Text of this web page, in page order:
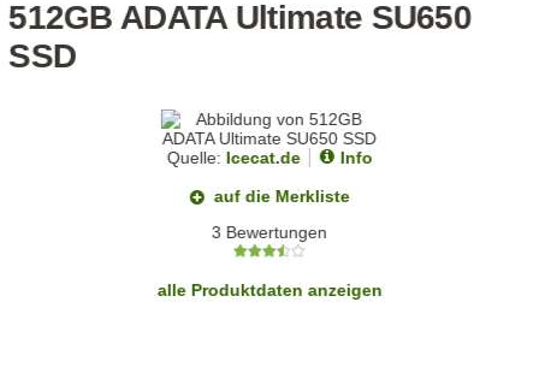
512GB ADATA Ultimate SU650
SSD
Quelle: Icecat.de
Info
auf die Merkliste
3 Bewertungen
alle Produktdaten anzeigen